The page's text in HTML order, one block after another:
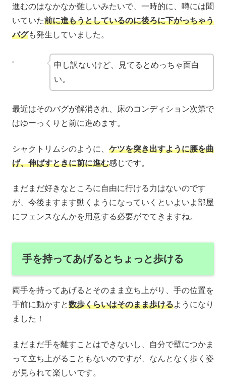
進むのはなかなか難しいみたいで、一時的に、噂には聞
いていた前に進もうとしているのに後ろに下がっちゃう
バグも発生していました。
申し訳ないけど、見てるとめっちゃ面白
い。
最近はそのバグが解消され、床のコンディション次第で
はゆーっくりと前に進めます。
シャクトリムシのように、 ケツを突き出すように腰を曲
げ、伸ばすときに前に進む感じです。
まだまだ好きなところに自由に行ける力はないのです
が、今後ますます動くようになっていくといよいよ部屋
にフェンスなんかを用意する必要がでてきますね。
手を持ってあげるとちょっと歩ける
両手を持ってあげるとそのまま立ち上がり、手の位置を
手前に動かすと数歩くらいはそのまま歩けるようになり
ました！
まだまだ手を離すことはできないし、自分で壁につかま
って立ち上がることもないのですが、なんとなく歩く姿
が見られて楽しいです。